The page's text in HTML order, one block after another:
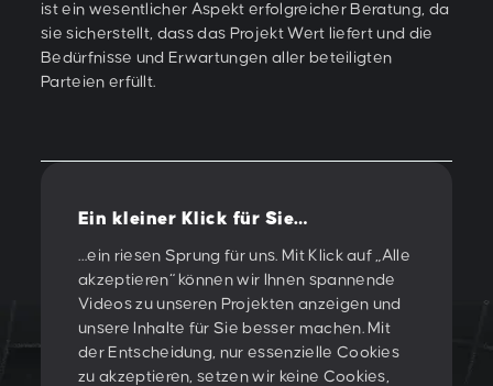
Ein kleiner Klick für Sie…
…ein riesen Sprung für uns. Mit Klick auf „Alle
akzeptieren“ können wir Ihnen spannende
Videos zu unseren Projekten anzeigen und
unsere Inhalte für Sie besser machen. Mit
der Entscheidung, nur essenzielle Cookies
zu akzeptieren, setzen wir keine Cookies,
ist ein wesentlicher Aspekt erfolgreicher Beratung, da
sie sicherstellt, dass das Projekt Wert liefert und die
Bedürfnisse und Erwartungen aller beteiligten
Parteien erfüllt.
Vorherige/Nächste